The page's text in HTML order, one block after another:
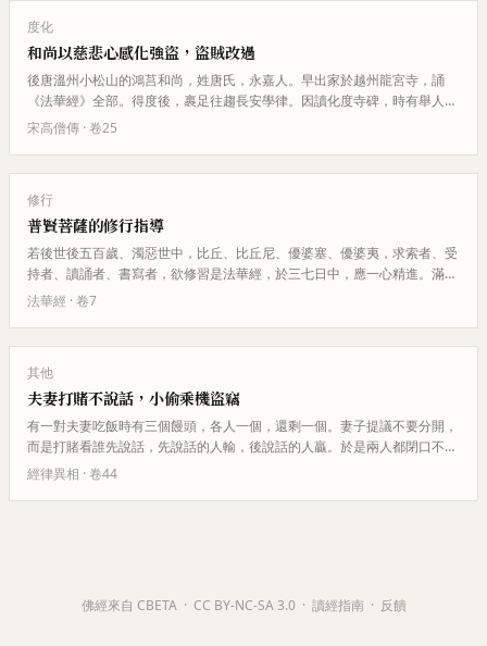
度化
和尚以慈悲心感化強盜，盜賊改過
後唐溫州小松山的鴻莒和尚，姓唐氏，永嘉人。早出家於越州龍宮寺，誦
《法華經》全部。得度後，裹足往趨長安學律。因讀化度寺碑，時有舉人旁
聽，見莒目瞻多行，異之，知能背…
宋高僧傳 · 卷25
修行
普賢菩薩的修行指導
若後世後五百歲、濁惡世中，比丘、比丘尼、優婆塞、優婆夷，求索者、受
持者、讀誦者、書寫者，欲修習是法華經，於三七日中，應一心精進。滿三
七日已，我當乘六牙白象，與無…
法華經 · 卷7
其他
夫妻打賭不說話，小偷乘機盜竊
有一對夫妻吃飯時有三個饅頭，各人一個，還剩一個。妻子提議不要分開，
而是打賭看誰先說話，先說話的人輸，後說話的人贏。於是兩人都閉口不
言。到了半夜，小偷進來了，看到…
經律異相 · 卷44
佛經來自 CBETA · CC BY-NC-SA 3.0 · 讀經指南 · 反饋